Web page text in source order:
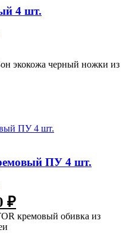
4 шт.
экокожа черный ножки из
ПУ 4 шт.
₽
кремовый обивка из